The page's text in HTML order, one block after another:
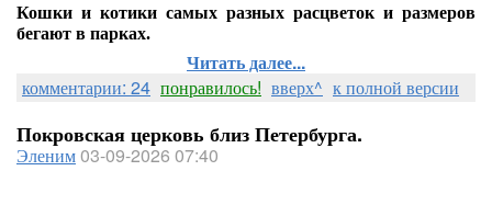
Кошки и котики самых разных расцветок и размеров
бегают в парках.
Читать далее...
комментарии: 24 понравилось! вверх^ к полной версии
Покровская церковь близ Петербурга.
Эленим03-09-2026 07:40